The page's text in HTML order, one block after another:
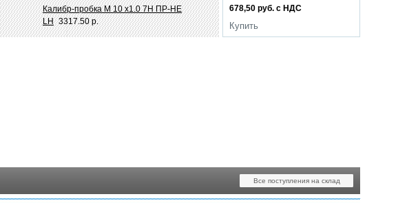
Калибр-пробка М 10 х1.0 7Н ПР-НЕ
LH 3317.50 р.
678,50 руб. с НДС
Купить
Все поступления на склад